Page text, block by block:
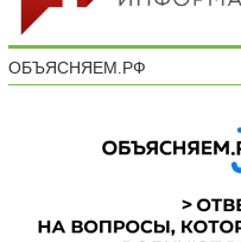
ОБЪЯСНЯЕМ.РФ